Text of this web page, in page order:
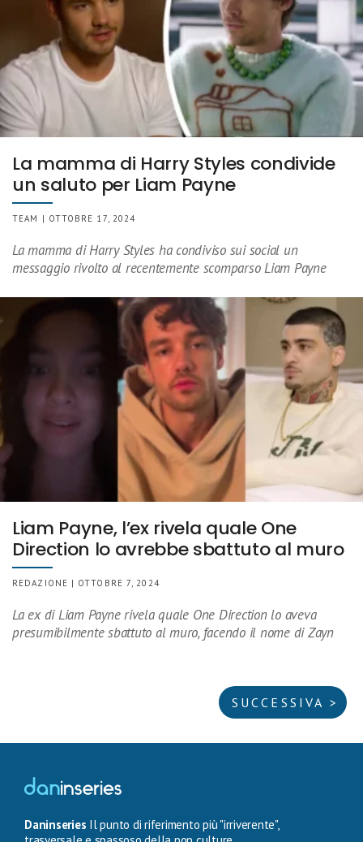
La mamma di Harry Styles condivide
un saluto per Liam Payne
TEAM | OTTOBRE 17, 2024
La mamma di Harry Styles ha condiviso sui social un
messaggio rivolto al recentemente scomparso Liam Payne
Liam Payne, l’ex rivela quale One
Direction lo avrebbe sbattuto al muro
REDAZIONE | OTTOBRE 7, 2024
La ex di Liam Payne rivela quale One Direction lo aveva
presumibilmente sbattuto al muro, facendo il nome di Zayn
SUCCESSIVA >
Daninseries Il punto di riferimento più "irriverente",